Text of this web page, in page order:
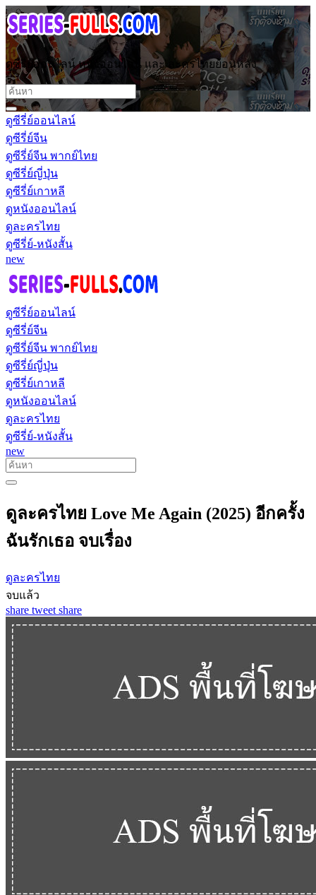
ดูซีรี่ย์ออนไลน์ หนังออนไลน์ และ ละครไทยย้อนหลัง
ดูซีรี่ย์ออนไลน์
ดูซีรี่ย์จีน
ดูซีรี่ย์จีน พากย์ไทย
ดูซีรี่ย์ญี่ปุ่น
ดูซีรี่ย์เกาหลี
ดูหนังออนไลน์
ดูละครไทย
ดูซีรี่ย์-หนังสั้น
new
ดูซีรี่ย์ออนไลน์
ดูซีรี่ย์จีน
ดูซีรี่ย์จีน พากย์ไทย
ดูซีรี่ย์ญี่ปุ่น
ดูซีรี่ย์เกาหลี
ดูหนังออนไลน์
ดูละครไทย
ดูซีรี่ย์-หนังสั้น
new
ดูละครไทย Love Me Again (2025) อีกครั้ง
ฉันรักเธอ จบเรื่อง
ดูละครไทย
จบแล้ว
share tweet share